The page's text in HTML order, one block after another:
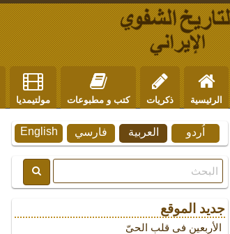
الرئيسية ذكريات كتب و مطبوعات مولتيمديا
English فارسي العربية اُردو
جديد الموقع
الأربعین فی قلب الحیّ